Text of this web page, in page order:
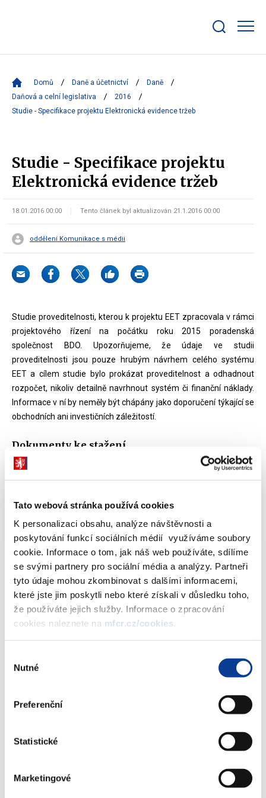
Tato webová stránka používá cookies
K personalizaci obsahu, analýze návštěvnosti a
poskytování funkcí sociálních médií využíváme soubory
cookie. Informace o tom, jak náš web používáte, sdílíme
se svými partnery pro sociální média a analýzy. Partneři
tyto údaje mohou zkombinovat s dalšími informacemi,
které jste jim poskytli nebo které získali v důsledku toho,
že používáte jejich služby. Informace o zpracování
cookies naleznete na mfcr.cz/cookies.
souhlasu
Nutné
Preferenční
Statistické
Marketingové
bar
Domů Daně a účetnictví
Daně
Daňová a celní legislativa
2016
Studie - Specifikace projektu Elektronická evidence tržeb
Studie - Specifikace projektu
Elektronická evidence tržeb
18.01.2016 00:00 Tento článek byl aktualizován 21.1.2016 00:00
oddělení Komunikace s médii
Studie proveditelnosti, kterou k projektu EET zpracovala v rámci
projektového řízení na počátku roku 2015 poradenská
společnost BDO. Upozorňujeme, že údaje ve studii
proveditelnosti jsou pouze hrubým návrhem celého systému
EET a cílem studie bylo prokázat proveditelnost a odhadnout
rozpočet, nikoliv detailně navrhnout systém či finanční náklady.
Informace v ní by neměly být chápány jako doporučení týkající se
obchodních ani investičních záležitostí.
Dokumenty ke stažení
evidence tržeb
PDF (5237kB)
Dokumenty ke stažení
Studie - Specifikace projektu